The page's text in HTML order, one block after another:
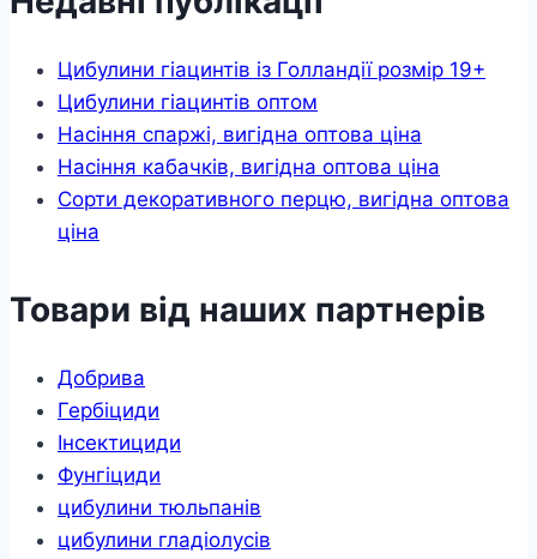
Цибулини гіацинтів із Голландії розмір 19+
Цибулини гіацинтів оптом
Насіння спаржі, вигідна оптова ціна
Насіння кабачків, вигідна оптова ціна
Сорти декоративного перцю, вигідна оптова
ціна
Товари від наших партнерів
Добрива
Гербіциди
Інсектициди
Фунгіциди
цибулини тюльпанів
цибулини гладіолусів